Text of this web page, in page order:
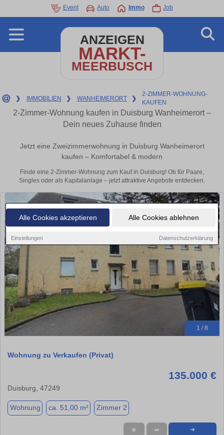
Alle Cookies akzeptieren Alle Cookies ablehnen
Einstellungen Datenschutzerklärung
Event Auto Immo Job
ANZEIGEN
MARKT-
MEERBUSCH
❯ IMMOBILIEN ❯ WANHEIMERORT ❯
2-ZIMMER-WOHNUNG-
KAUFEN
2-Zimmer-Wohnung kaufen in Duisburg Wanheimerort –
Dein neues Zuhause finden
Jetzt eine Zweizimmerwohnung in Duisburg Wanheimerort
kaufen – Komfortabel & modern
Finde eine 2-Zimmer-Wohnung zum Kauf in Duisburg! Ob für Paare,
Singles oder als Kapitalanlage – jetzt attraktive Angebote entdecken.
1 / 8
Wohnung zu Verkaufen (Privat)
135.000 €
Duisburg, 47249
Wohnung ca. 51,00 m² Zimmer 2
★ ➦ ➜